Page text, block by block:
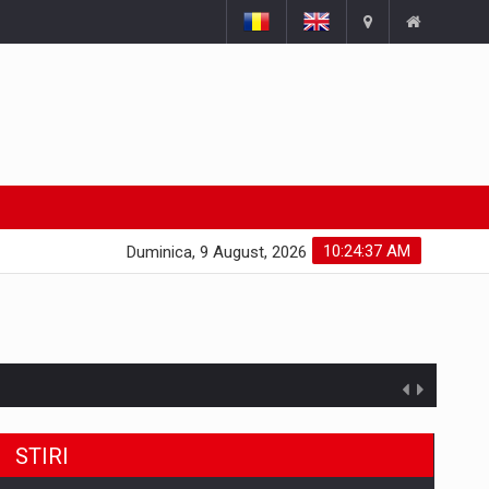
10:24:38 AM
Duminica, 9 August, 2026
STIRI